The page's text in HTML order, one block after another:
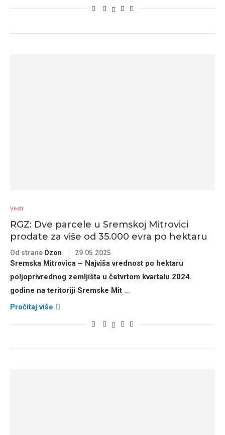
Vesti
RGZ: Dve parcele u Sremskoj Mitrovici
prodate za više od 35.000 evra po hektaru
Od strane Ozon 29.05.2025.
Sremska Mitrovica – Najviša vrednost po hektaru
poljoprivrednog zemljišta u četvrtom kvartalu 2024.
godine na teritoriji Sremske Mit ...
Pročitaj više